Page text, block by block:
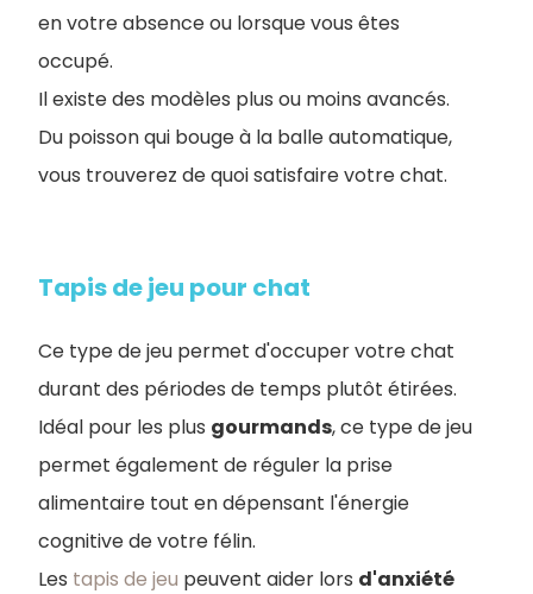
en votre absence ou lorsquevous êtes
occupé.
Il existe des modèles plus ou moins avancés.
Du poisson qui bouge à la balle automatique,
vous trouverez de quoi satisfaire votre chat.
Tapis de jeu pour chat
Ce type de jeu permet d'occuper votre chat
durant des périodes de temps plutôt étirées.
Idéal pour les plus gourmands, ce type de jeu
permet également de réguler la prise
alimentaire tout en dépensant l'énergie
cognitive de votre félin.
Les tapis de jeu peuvent aider lors d'anxiété